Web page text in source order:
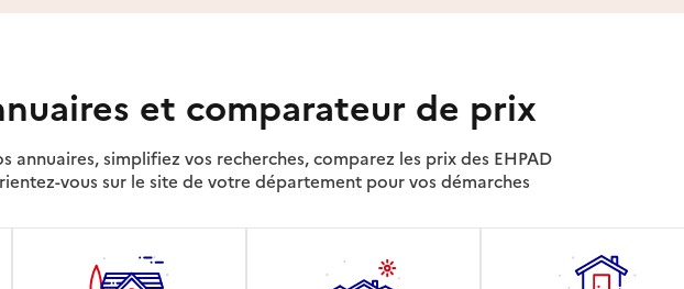
et comparateur de prix
annuaires, simplifiez vos recherches, comparez les prix des EHPAD
vous sur le site de votre département pour vos démarches